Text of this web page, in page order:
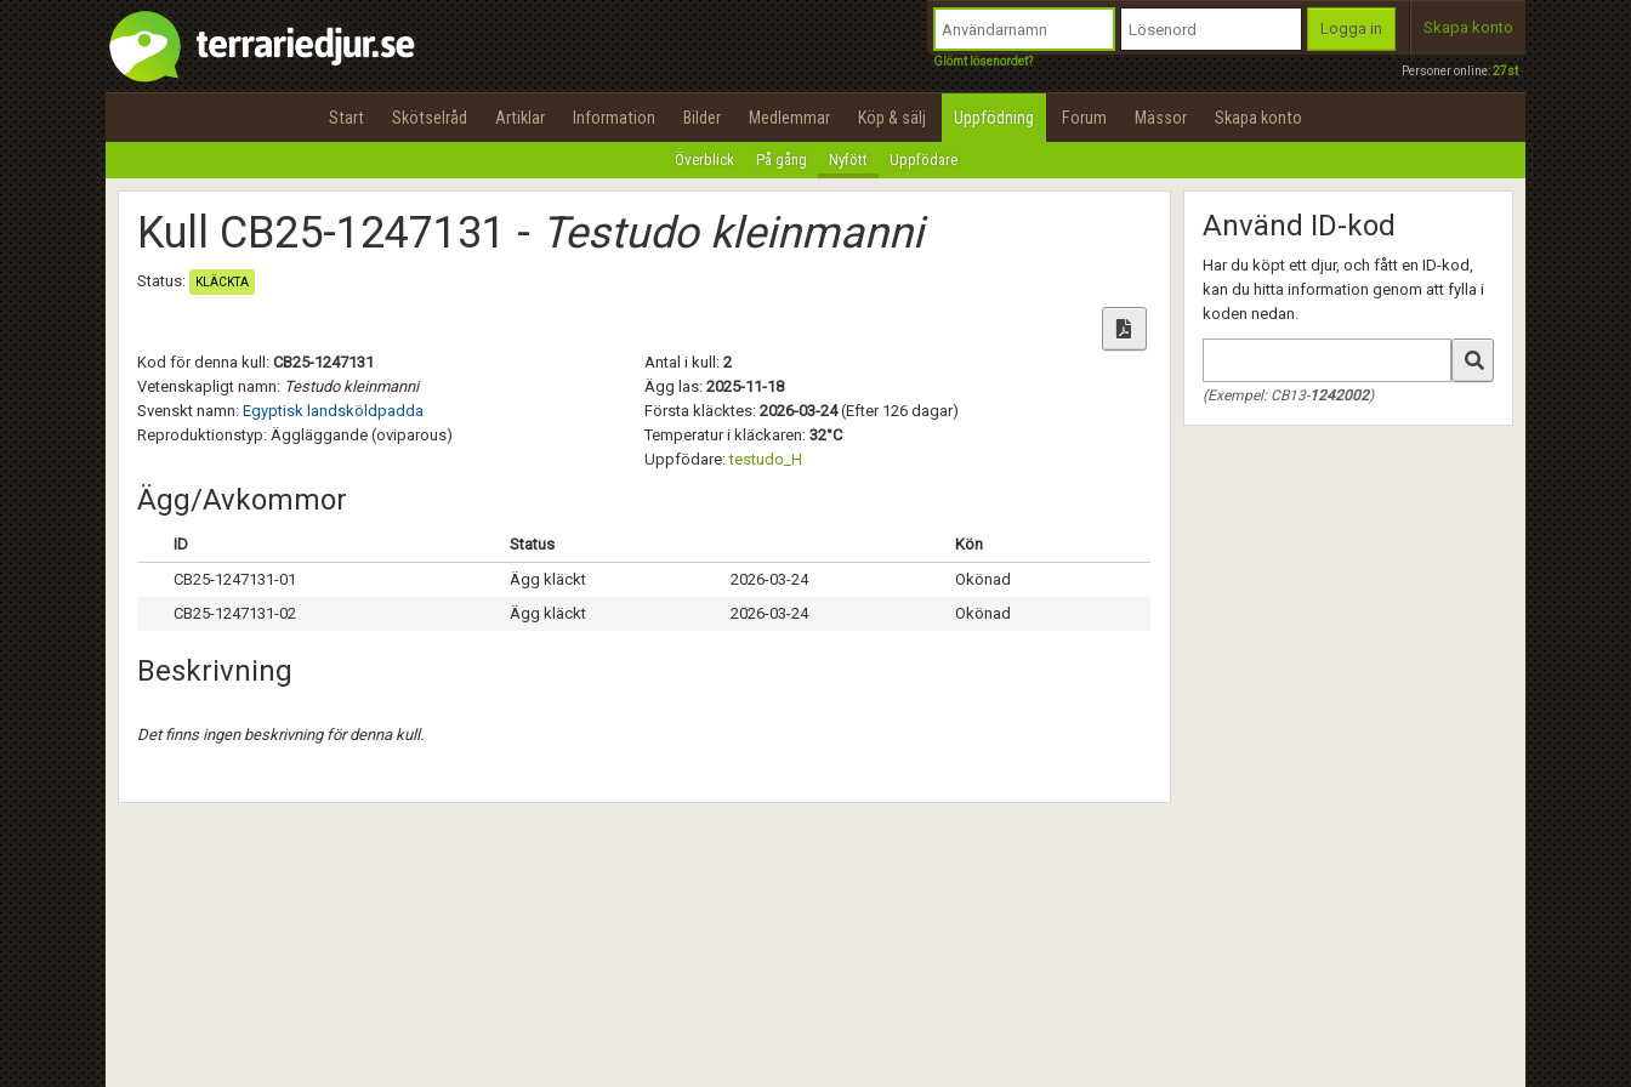
Personer online:27st
Logga in
Glömt lösenordet?
Skapa konto
Start Skötselråd Artiklar Information Bilder Medlemmar Köp & sälj Uppfödning Forum Mässor Skapa konto
Överblick På gång Nyfött Uppfödare
Kull CB25-1247131 - Testudo kleinmanni
Status: KLÄCKTA
Kod för denna kull: CB25-1247131
Vetenskapligt namn: Testudo kleinmanni
Svenskt namn: Egyptisk landsköldpadda
Reproduktionstyp: Äggläggande (oviparous)
Antal i kull: 2
Ägg las: 2025-11-18
Första kläcktes: 2026-03-24(Efter 126 dagar)
Temperatur i kläckaren: 32°C
Uppfödare:testudo_H
Ägg/Avkommor
ID Status
Kön
CB25-1247131-01
Ägg kläckt 2026-03-24
Okönad
CB25-1247131-02
Ägg kläckt 2026-03-24 Okönad
Beskrivning
Det finns ingen beskrivning för denna kull.
Använd ID-kod
Har du köpt ett djur, och fått en ID-kod,
kan du hitta information genom att fylla i
koden nedan.
(Exempel: CB13-1242002)
Utför
100%
OK
integritetspolicy
Namn:
Epost:
Lösenord:
Begär nytt lösenord
Tillbaka till förstasidan